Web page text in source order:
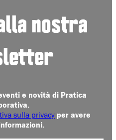
nostra
e novità di Pratica
sulla privacy per avere